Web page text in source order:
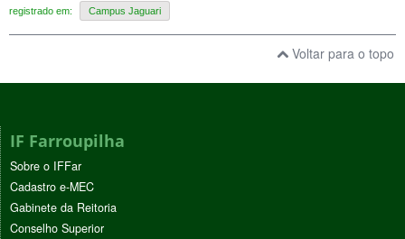
registrado em: Campus Jaguari
Voltar para o topo
IF Farroupilha
Sobre o IFFar
Cadastro e-MEC
Gabinete da Reitoria
Conselho Superior